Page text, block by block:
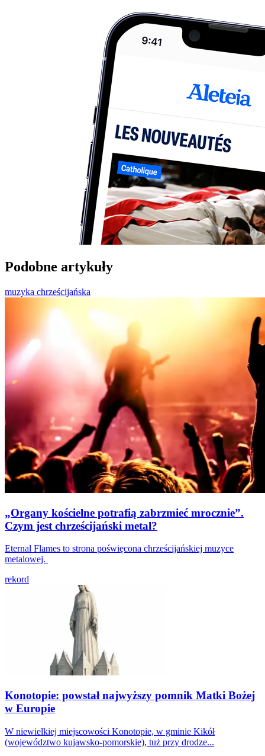
Podobne artykuły
muzyka chrześcijańska
„Organy kościelne potrafią zabrzmieć mrocznie”.
Czym jest chrześcijański metal?
Eternal Flames to strona poświęcona chrześcijańskiej muzyce
metalowej.
rekord
Konotopie: powstał najwyższy pomnik Matki Bożej
w Europie
W niewielkiej miejscowości Konotopie, w gminie Kikół
(województwo kujawsko-pomorskie), tuż przy drodze...